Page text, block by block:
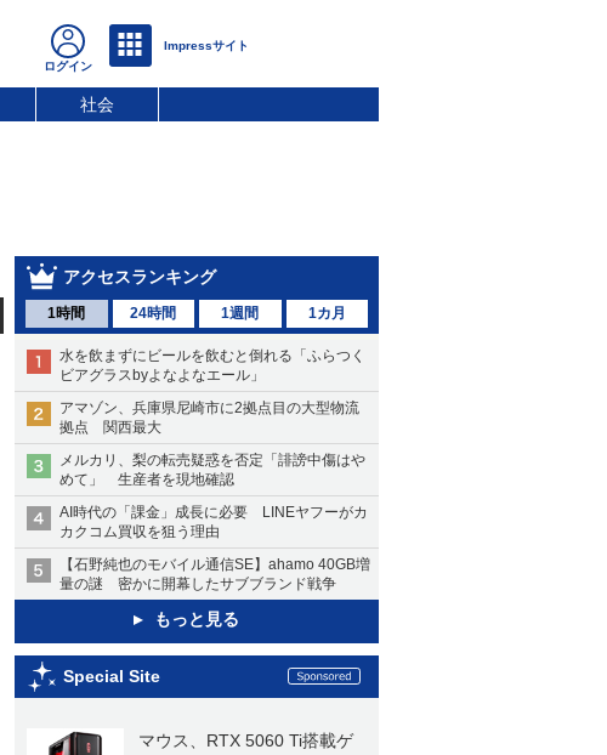
社会
アクセスランキング
1時間 24時間 1週間 1カ月
水を飲まずにビールを飲むと倒れる「ふらつく
ビアグラスbyよなよなエール」
アマゾン、兵庫県尼崎市に2拠点目の大型物流
拠点 関西最大
メルカリ、梨の転売疑惑を否定「誹謗中傷はや
めて」 生産者を現地確認
AI時代の「課金」成長に必要 LINEヤフーがカ
カクコム買収を狙う理由
【石野純也のモバイル通信SE】ahamo 40GB増
量の謎 密かに開幕したサブブランド戦争
もっと見る
Special Site
マウス、RTX 5060 Ti搭載ゲ